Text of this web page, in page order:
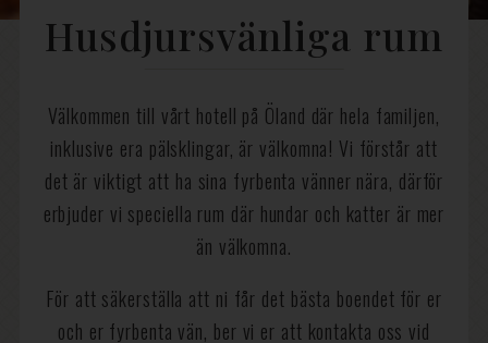
Husdjursvänliga rum
Välkommen till vårt hotell på Öland där hela familjen,
inklusive era pälsklingar, är välkomna! Vi förstår att
det är viktigt att ha sina fyrbenta vänner nära, därför
erbjuder vi speciella rum där hundar och katter är mer
än välkomna.
För att säkerställa att ni får det bästa boendet för er
och er fyrbenta vän, ber vi er att kontakta oss vid